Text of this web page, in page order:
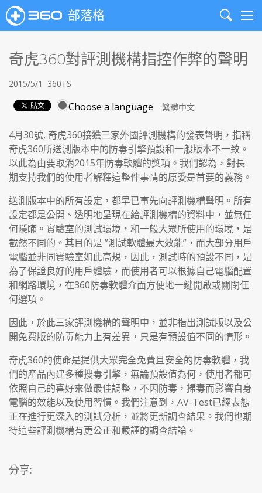
部落格
Search
奇虎360對評測機構指控作弊的聲明
2015/5/1 360TS
Choose a language
4月30號, 奇虎360接獲三家外國評測機構的發表聲明，指稱
奇虎360所送測版本中的防毒引擎預設和一般版本不一致。
以此為由要取消2015年防毒軟體的獎項。我們認為，對長
期支持我們的使用者解釋這整件事情的原委是首要的義務。
送測版本中的所有設定，都早已事先向評測機構聲明。所有
設定都是公開、透明地呈現在給評測機構的資料中，並無任
何隱瞞。實驗室的測試環境，和一般大眾所使用的環境，是
截然不同的。其目的是 ”測試軟體最大效能”，而大部分用戶
電腦並非同實驗室如此高規，因此，測試時的預設不同，是
為了保證良好的用戶體驗，而使用者可以根據自己電腦配置
和網路環境，在360防毒軟體介面方便地一鍵開啟或關閉任
何選項。
因此，於此三家評測機構的聲明中，並非指出測試版以及公
開免費版的防毒能力上有差異，只是有預設值不同的情形。
奇虎360的使命是提供大眾完全免費且安全的防毒軟體，我
們的產品內建多種搜毒引擎，無論預設值為何，使用者都可
依照自己的喜好來做最佳調整，不因防毒，掃毒而影響自身
電腦的效能以及使用習慣。我們注意到，AV-Test已經表態
正在進行更深入的測試分析，並將更新調查結果。我們也期
待這些評測機構有更公正和嚴謹的調查結論。
分享: